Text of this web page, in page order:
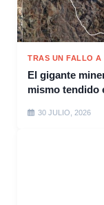
TRAS UN FALLO A
El gigante
mismo tendido
30 JULIO, 2026